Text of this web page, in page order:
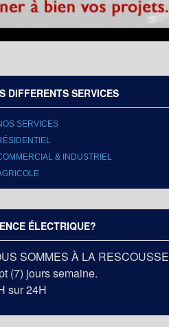
DIFFERENTS SERVICES
SERVICES
& INDUSTRIEL
ÉLECTRIQUE?
SOMMES À LA RESCOUSSE
(7) jours semaine.
sur 24H